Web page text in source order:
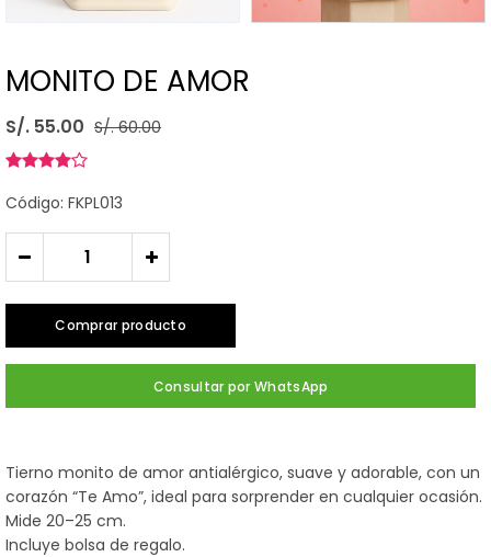
MONITO DE AMOR
S/. 55.00 S/. 60.00
Código: FKPL013
- +
Comprar producto
Consultar por WhatsApp
Tierno monito de amor antialérgico, suave y adorable, con un
corazón “Te Amo”, ideal para sorprender en cualquier ocasión.
Mide 20–25 cm.
Incluye bolsa de regalo.